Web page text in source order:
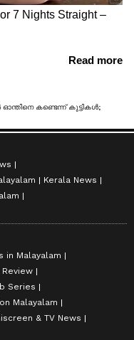
Kerala News
in Malayalam
Review
Series
Malayalam
& TV News